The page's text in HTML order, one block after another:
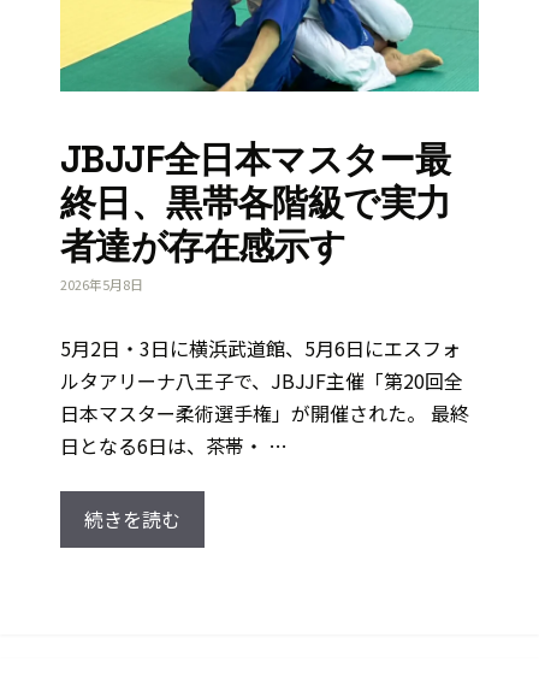
JBJJF全日本マスター最
終日、黒帯各階級で実力
者達が存在感示す
2026年5月8日
5月2日・3日に横浜武道館、5月6日にエスフォ
ルタアリーナ八王子で、JBJJF主催「第20回全
日本マスター柔術選手権」が開催された。 最終
日となる6日は、茶帯・ …
続きを読む